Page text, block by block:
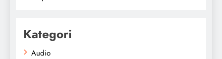
Kategori
Audio